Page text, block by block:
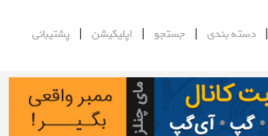
|دسته بندی | جستجو | اپلیکیشن |پشتیبانی